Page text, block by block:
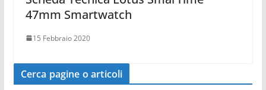
47mm Smartwatch
15 Febbraio 2020
Cerca pagine o articoli